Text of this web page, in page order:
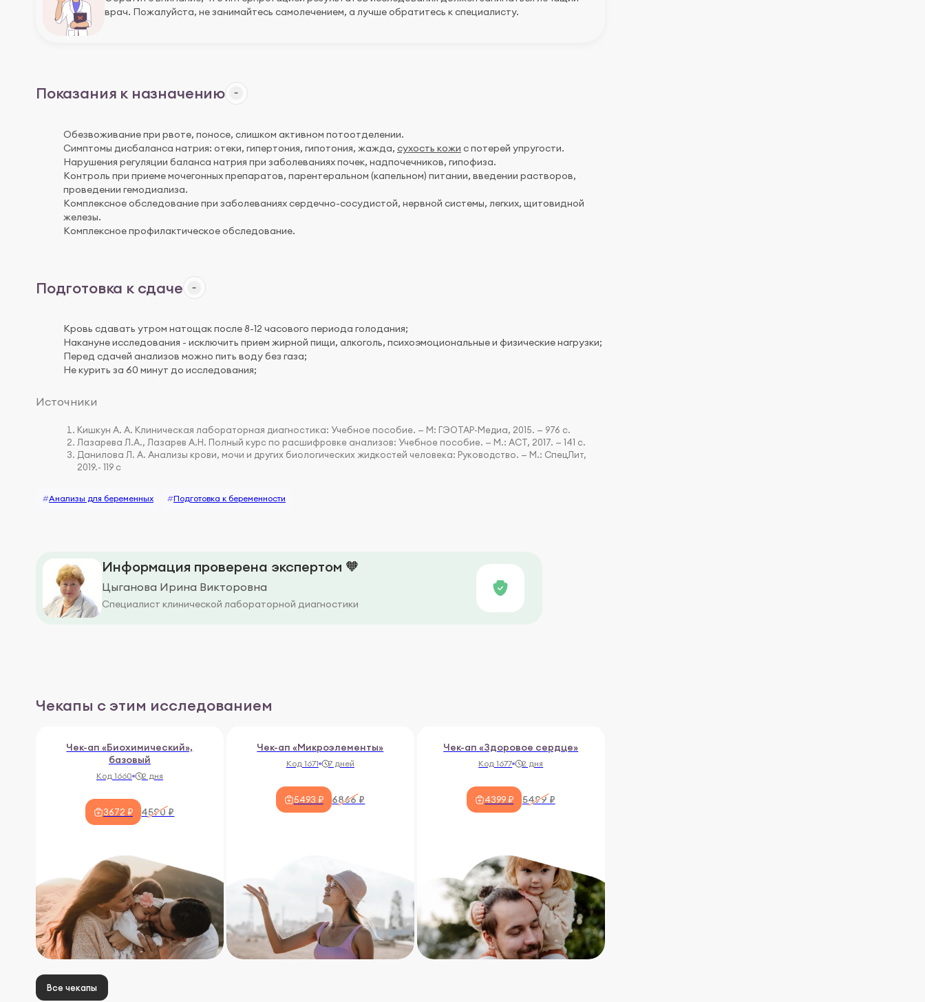
врач. Пожалуйста, не занимайтесь самолечением, а лучше обратитесь к специалисту.
Показания к назначению
Обезвоживание при рвоте, поносе, слишком активном потоотделении.
Симптомы дисбаланса натрия: отеки, гипертония, гипотония, жажда, сухость кожи с потерей упругости.
Нарушения регуляции баланса натрия при заболеваниях почек, надпочечников, гипофиза.
Контроль при приеме мочегонных препаратов, парентеральном (капельном) питании, введении растворов,
проведении гемодиализа.
Комплексное обследование при заболеваниях сердечно-сосудистой, нервной системы, легких, щитовидной
железы.
Комплексное профилактическое обследование.
Подготовка к сдаче
Кровь сдавать утром натощак после 8-12 часового периода голодания;
Накануне исследования - исключить прием жирной пищи, алкоголь, психоэмоциональные и физические нагрузки;
Перед сдачей анализов можно пить воду без газа;
Не курить за 60 минут до исследования;
Источники
Кишкун А. А. Клиническая лабораторная диагностика: Учебное пособие. — М: ГЭОТАР-Медиа, 2015. — 976 с.
Лазарева Л.А., Лазарев А.Н. Полный курс по расшифровке анализов: Учебное пособие. — М.: АСТ, 2017. — 141 с.
Данилова Л. А. Анализы крови, мочи и других биологических жидкостей человека: Руководство. — М.: СпецЛит,
2019.- 119 с
#Анализы для беременных #Подготовка к беременности
Информация проверена экспертом 🧡
Цыганова Ирина Викторовна
Специалист клинической лабораторной диагностики
Чекапы с этим исследованием
Чек-ап «Биохимический»,
базовый
Код 1660 2 дня
3672 ₽ 4590 ₽
Чек-ап «Микроэлементы»
Код 1671 7 дней
5493 ₽ 6866 ₽
Чек-ап «Здоровое сердце»
Код 1677 2 дня
4399 ₽ 5499 ₽
Все чекапы